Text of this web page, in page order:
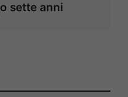
sette anni